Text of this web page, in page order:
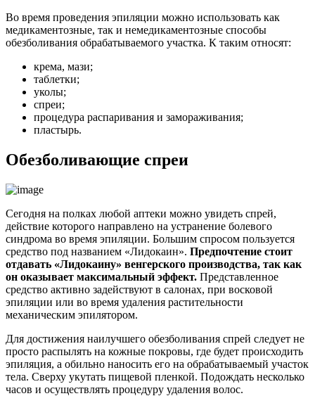
Во время проведения эпиляции можно использовать как
медикаментозные, так и немедикаментозные способы
обезболивания обрабатываемого участка. К таким относят:
крема, мази;
таблетки;
уколы;
спреи;
процедура распаривания и замораживания;
пластырь.
Обезболивающие спреи
Сегодня на полках любой аптеки можно увидеть спрей,
действие которого направлено на устранение болевого
синдрома во время эпиляции. Большим спросом пользуется
средство под названием «Лидокаин». Предпочтение стоит
отдавать «Лидокаину» венгерского производства, так как
он оказывает максимальный эффект. Представленное
средство активно задействуют в салонах, при восковой
эпиляции или во время удаления растительности
механическим эпилятором.
Для достижения наилучшего обезболивания спрей следует не
просто распылять на кожные покровы, где будет происходить
эпиляция, а обильно наносить его на обрабатываемый участок
тела. Сверху укутать пищевой пленкой. Подождать несколько
часов и осуществлять процедуру удаления волос.